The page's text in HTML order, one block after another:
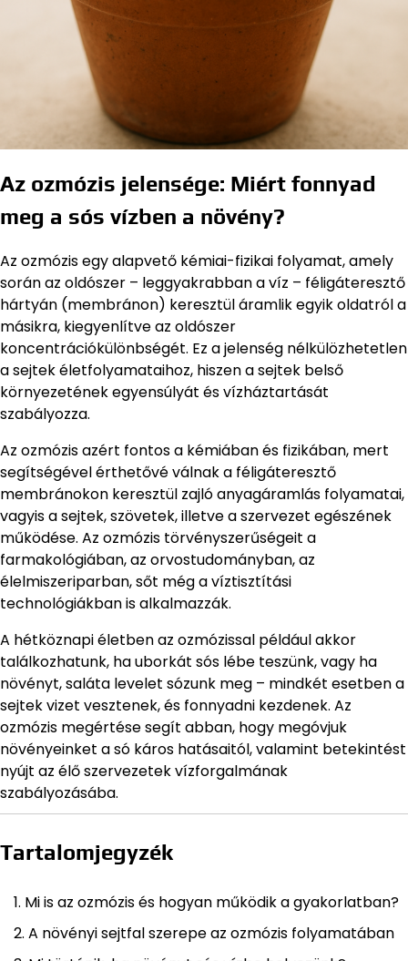
Az ozmózis jelensége: Miért fonnyad
meg a sós vízben a növény?
Az ozmózis egy alapvető kémiai-fizikai folyamat, amely
során az oldószer – leggyakrabban a víz – féligáteresztő
hártyán (membránon) keresztül áramlik egyik oldatról a
másikra, kiegyenlítve az oldószer
koncentrációkülönbségét. Ez a jelenség nélkülözhetetlen
a sejtek életfolyamataihoz, hiszen a sejtek belső
környezetének egyensúlyát és vízháztartását
szabályozza.
Az ozmózis azért fontos a kémiában és fizikában, mert
segítségével érthetővé válnak a féligáteresztő
membránokon keresztül zajló anyagáramlás folyamatai,
vagyis a sejtek, szövetek, illetve a szervezet egészének
működése. Az ozmózis törvényszerűségeit a
farmakológiában, az orvostudományban, az
élelmiszeriparban, sőt még a víztisztítási
technológiákban is alkalmazzák.
A hétköznapi életben az ozmózissal például akkor
találkozhatunk, ha uborkát sós lébe teszünk, vagy ha
növényt, saláta levelet sózunk meg – mindkét esetben a
sejtek vizet vesztenek, és fonnyadni kezdenek. Az
ozmózis megértése segít abban, hogy megóvjuk
növényeinket a só káros hatásaitól, valamint betekintést
nyújt az élő szervezetek vízforgalmának
szabályozásába.
Tartalomjegyzék
Mi is az ozmózis és hogyan működik a gyakorlatban?
A növényi sejtfal szerepe az ozmózis folyamatában